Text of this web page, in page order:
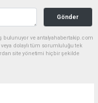
Gönder
bulunuyor ve antalyahabertakip.com
dolaylı tüm sorumluluğu tek
site yönetimi hiçbir şekilde